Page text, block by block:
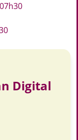
Digital